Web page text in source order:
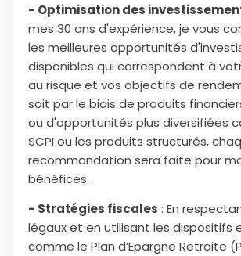
- Optimisation des
mes 30 ans d'expérience, je vous
les meilleures opportunités
disponibles qui correspondent à
au risque et vos objectifs de
soit par le biais de produits
ou d'opportunités plus diversifiées
SCPI ou les produits structurés,
recommandation sera faite pour
bénéfices.
- Stratégies fiscales : En
légaux et en utilisant les dispositifs
comme le Plan d’Epargne Retraite